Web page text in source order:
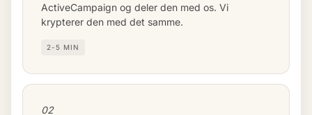
ActiveCampaign og deler den med os. Vi
krypterer den med det samme.
2-5 MIN
02